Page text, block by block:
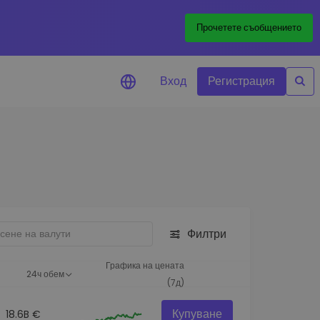
Прочетете съобщението
изпълнение
Вход Регистрация
Филтри
24ч обем
Графика на цената
(7д)
18.6B € Купуване